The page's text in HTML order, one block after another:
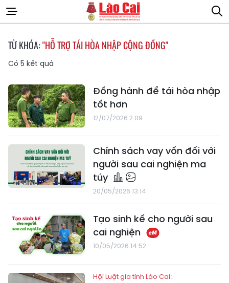
TỪ KHÓA:"HỖ TRỢ TÁI HÒA NHẬP CỘNG ĐỒNG"
Có 5 kết quả
Đồng hành để tái hòa nhập
tốt hơn
12/07/2026 2:09
Chính sách vay vốn đối với
người sau cai nghiện ma
túy
20/05/2026 13:14
Tạo sinh kế cho người sau
cai nghiện
10/05/2026 14:52
Hội Luật gia tỉnh Lào Cai: